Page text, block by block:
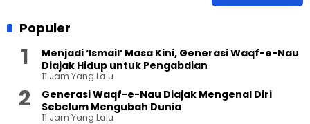
Populer
Menjadi ‘Ismail’ Masa Kini, Generasi Waqf-e-Nau
Diajak Hidup untuk Pengabdian
11 Jam Yang Lalu
Generasi Waqf-e-Nau Diajak Mengenal Diri
Sebelum Mengubah Dunia
11 Jam Yang Lalu